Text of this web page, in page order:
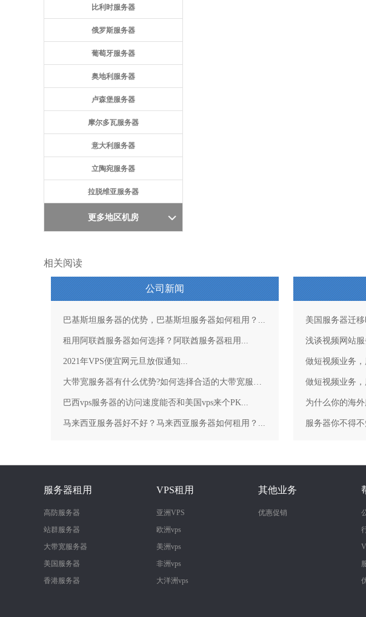
比利时服务器
俄罗斯服务器
葡萄牙服务器
奥地利服务器
卢森堡服务器
摩尔多瓦服务器
意大利服务器
立陶宛服务器
拉脱维亚服务器
更多地区机房
相关阅读
公司新闻
巴基斯坦服务器的优势，巴基斯坦服务器如何租用？...
租用阿联酋服务器如何选择？阿联酋服务器租用...
2021年VPS便宜网元旦放假通知...
大带宽服务器有什么优势?如何选择合适的大带宽服务器？...
巴西vps服务器的访问速度能否和美国vps来个PK...
马来西亚服务器好不好？马来西亚服务器如何租用？...
美国服务器迁
浅谈视频网站
做短视频业务
做短视频业务
为什么你的海
服务器租用
高防服务器
站群服务器
大带宽服务器
美国服务器
香港服务器
VPS租用
亚洲VPS
欧洲vps
美洲vps
非洲vps
大洋洲vps
其他业务
优惠促销